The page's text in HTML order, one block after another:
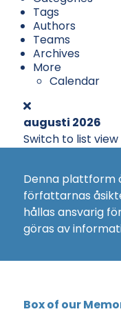
Tags
Authors
Teams
Archives
More
Calendar
augusti 2026
Switch to list view
Denna plattform
författarnas
hållas ansvarig
göras av
Box of our